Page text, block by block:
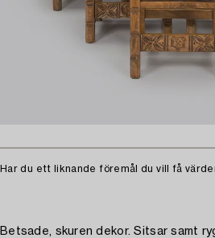
Har du ett liknande föremål du vill få
Betsade, skuren dekor. Sitsar samt